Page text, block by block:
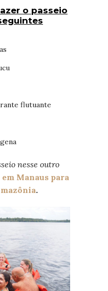
o passeio
flutuante
nesse outro
em Manaus para
.